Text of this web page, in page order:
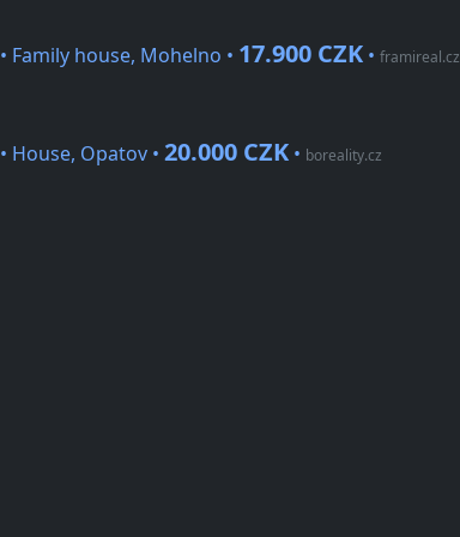
• Family house, Mohelno • 17.900 CZK • framireal.cz
• House, Opatov • 20.000 CZK • boreality.cz